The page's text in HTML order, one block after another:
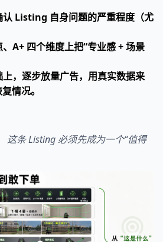
认 Listing 自身问题的严重程度（尤
A+ 四个维度上把“专业感 + 场景
，逐步放量广告，用真实数据来
情况。
这条 Listing 必须先成为一个“值得